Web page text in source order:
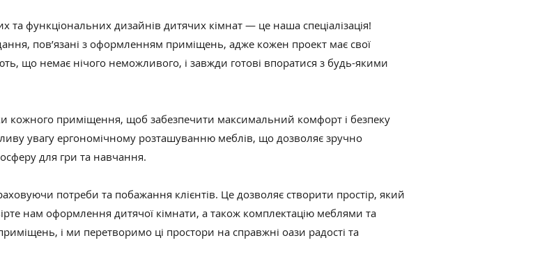
та функціональних дизайнів дитячих кімнат — це наша спеціалізація!
пов’язані з оформленням приміщень, адже кожен проект має свої
що немає нічого неможливого, і завжди готові впоратися з будь-якими
кожного приміщення, щоб забезпечити максимальний комфорт і безпеку
увагу ергономічному розташуванню меблів, що дозволяє зручно
для гри та навчання.
потреби та побажання клієнтів. Це дозволяє створити простір, який
нам оформлення дитячої кімнати, а також комплектацію меблями та
і ми перетворимо ці простори на справжні оази радості та